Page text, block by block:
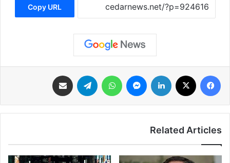
Copy URL
فيسبوك لينكدإن ماسنجر واتساب تيلقرام
Related Articles